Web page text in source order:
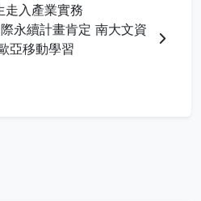
走入產業實務
永續計畫肯定 南大文資
亞移動學習